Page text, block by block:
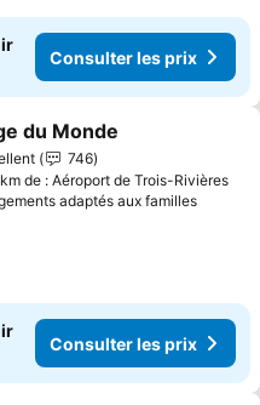
Consulter les prix
à mes favoris
du Monde
746
de : Aéroport de Trois-Rivières
adaptés aux familles
Consulter les prix